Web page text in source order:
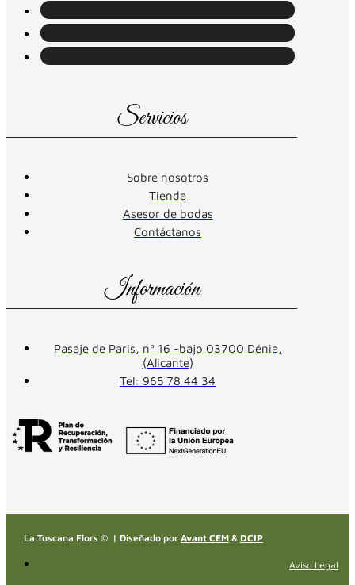
Servicios
Sobre nosotros
Tienda
Asesor de bodas
Contáctanos
Información
Pasaje de Paris, nº 16 -bajo 03700 Dénia,
(Alicante)
Tel: 965 78 44 34
La Toscana Flors © | Diseñado por Avant CEM& DCIP
Aviso Legal